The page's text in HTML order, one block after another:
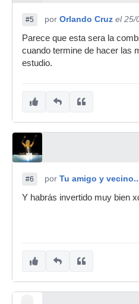
#5 por Orlando Cruz el 25/
Parece que esta sera la
cuando termine de hacer las
estudio.
#6 por Tu amigo y
Y habrás invertido muy bien